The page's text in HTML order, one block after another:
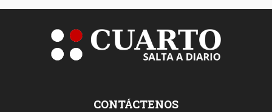
CONTÁCTENOS